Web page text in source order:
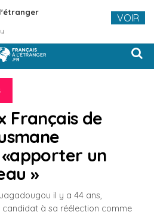
Français de
un
»
il y a 44 ans,
à sa réélection comme
VOIR